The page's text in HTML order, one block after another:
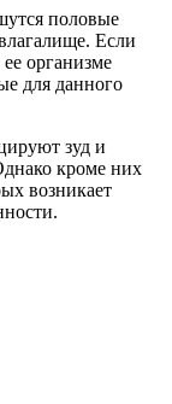
половые
Если
организме
для данного
зуд и
кроме них
возникает